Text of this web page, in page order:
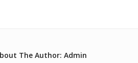
The Author: Admin